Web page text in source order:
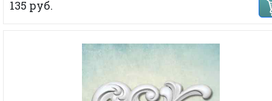
135 руб.